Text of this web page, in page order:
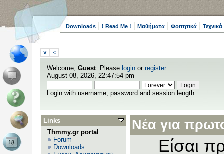
Downloads ! Read Me ! Μαθήματα Φοιτητικά
V <
Welcome, Guest. Please login or register.
August 08, 2026, 22:47:54 pm
Login with username, password and session length
Links
Thmmy.gr portal
Forum
Downloads
Νέα για
Είσαι